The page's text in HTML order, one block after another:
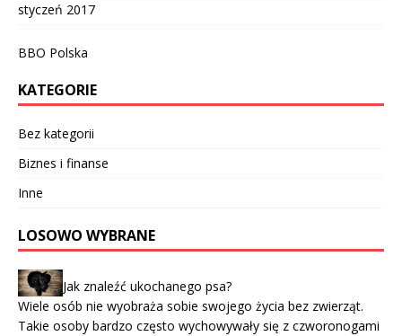
styczeń 2017
BBO Polska
KATEGORIE
Bez kategorii
Biznes i finanse
Inne
LOSOWO WYBRANE
Jak znaleźć ukochanego psa?
Wiele osób nie wyobraża sobie swojego życia bez zwierząt.
Takie osoby bardzo często wychowywały się z czworonogami